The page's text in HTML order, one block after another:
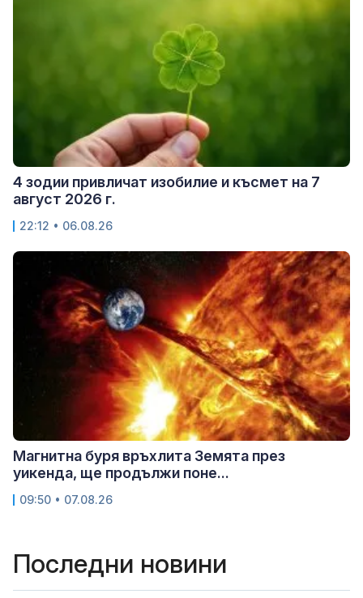
4 зодии привличат изобилие и късмет на 7
август 2026 г.
22:12 • 06.08.26
Магнитна буря връхлита Земята през
уикенда, ще продължи поне...
09:50 • 07.08.26
Последни новини